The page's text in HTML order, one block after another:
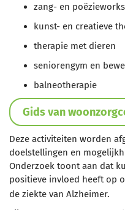
zang- en
kunst- en creatieve
therapie met dieren
seniorengym en
balneotherapie
Gids van
Deze activiteiten worden
doelstellingen en
Onderzoek toont aan dat
positieve invloed heeft op
de ziekte van Alzheimer.